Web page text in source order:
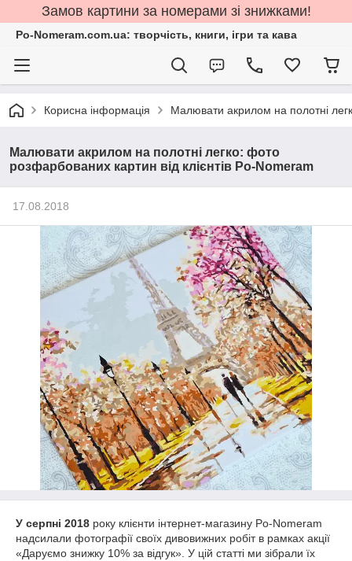
Замов картини за номерами зі знижками!
Po-Nomeram.com.ua: творчість, книги, ігри та кава
Корисна інформація Малювати акрилом на полотні
Малювати акрилом на полотні легко: фото
розфарбованих картин від клієнтів Po-Nomeram
17.08.2018
У серпні 2018 року клієнти інтернет-магазину Po-Nomeram
надсилали фотографії своїх дивовижних робіт в рамках акції
«Даруємо знижку 10% за відгук». У цій статті ми зібрали їх